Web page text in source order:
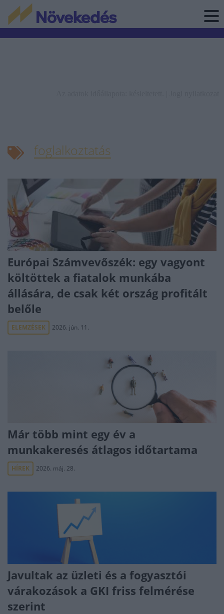
foglalkoztatás
Európai Számvevőszék: egy vagyont
költöttek a fiatalok munkába
állására, de csak két ország profitált
belőle
ELEMZÉSEK 2026. jún. 11.
Már több mint egy év a
munkakeresés átlagos időtartama
HÍREK 2026. máj. 28.
Javultak az üzleti és a fogyasztói
várakozások a GKI friss felmérése
szerint